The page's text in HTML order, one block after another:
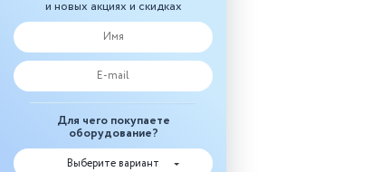
и новых акциях и скидках
Для чего покупаете
оборудование?
Выберите вариант